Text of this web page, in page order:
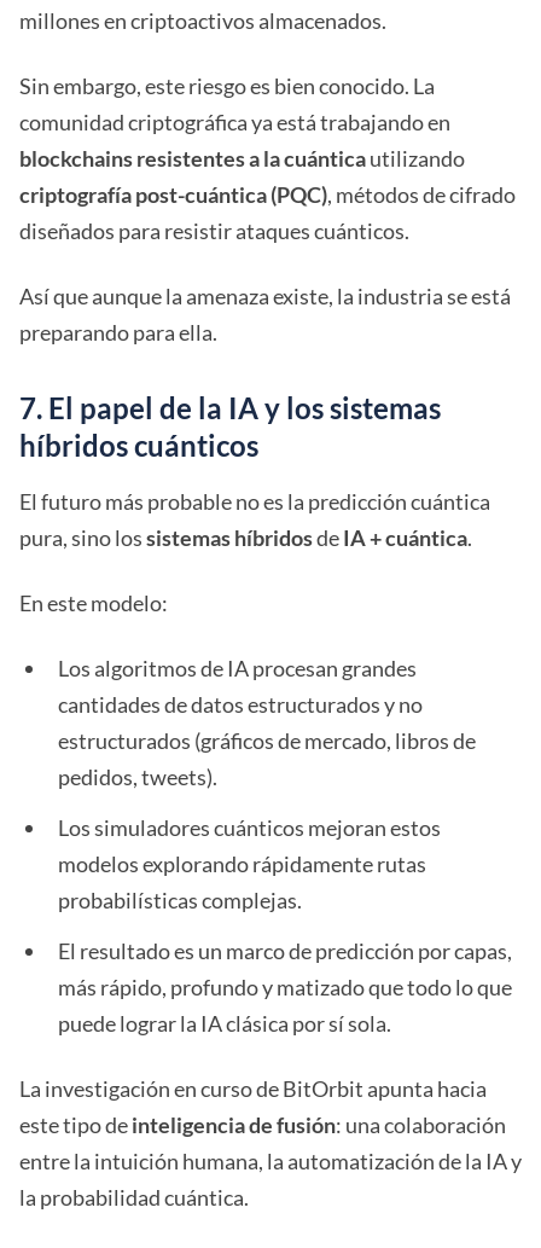
millones en criptoactivos almacenados.
Sin embargo, este riesgo es bien conocido. La
comunidad criptográfica ya está trabajando en
blockchains resistentes a la cuánticautilizando
criptografía post-cuántica (PQC), métodos de cifrado
diseñados para resistir ataques cuánticos.
Así que aunque la amenaza existe, la industria se está
preparando para ella.
7. El papel de la IA y los sistemas
híbridos cuánticos
El futuro más probable no es la predicción cuántica
pura, sino lossistemas híbridosdeIA + cuántica.
En este modelo:
Los algoritmos de IA procesan grandes
cantidades de datos estructurados y no
estructurados (gráficos de mercado, libros de
pedidos, tweets).
Los simuladores cuánticos mejoran estos
modelos explorando rápidamente rutas
probabilísticas complejas.
El resultado es un marco de predicción por capas,
más rápido, profundo y matizado que todo lo que
puede lograr la IA clásica por sí sola.
La investigación en curso de BitOrbit apunta hacia
este tipo deinteligencia de fusión: una colaboración
entre la intuición humana, la automatización de la IA y
la probabilidad cuántica.